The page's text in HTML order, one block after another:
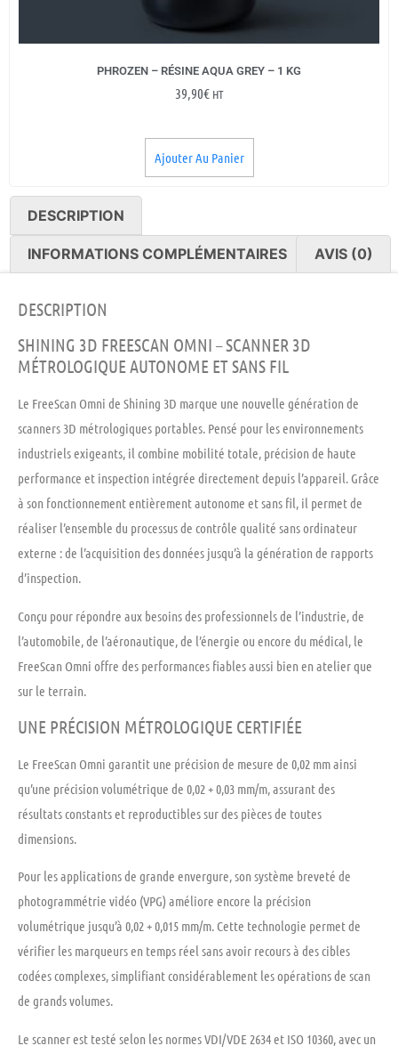
PHROZEN – RÉSINE AQUA GREY – 1 KG
39,90€ HT
Ajouter Au Panier
DESCRIPTION
INFORMATIONS COMPLÉMENTAIRES AVIS (0)
DESCRIPTION
SHINING 3D FREESCAN OMNI – SCANNER 3D
MÉTROLOGIQUE AUTONOME ET SANS FIL
Le FreeScan Omni de Shining 3D marque une nouvelle génération de
scanners 3D métrologiques portables. Pensé pour les environnements
industriels exigeants, il combine mobilité totale, précision de haute
performance et inspection intégrée directement depuis l’appareil. Grâce
à son fonctionnement entièrement autonome et sans fil, il permet de
réaliser l’ensemble du processus de contrôle qualité sans ordinateur
externe : de l’acquisition des données jusqu’à la génération de rapports
d’inspection.
Conçu pour répondre aux besoins des professionnels de l’industrie, de
l’automobile, de l’aéronautique, de l’énergie ou encore du médical, le
FreeScan Omni offre des performances fiables aussi bien en atelier que
sur le terrain.
UNE PRÉCISION MÉTROLOGIQUE CERTIFIÉE
Le FreeScan Omni garantit une précision de mesure de 0,02 mm ainsi
qu’une précision volumétrique de 0,02 + 0,03 mm/m, assurant des
résultats constants et reproductibles sur des pièces de toutes
dimensions.
Pour les applications de grande envergure, son système breveté de
photogrammétrie vidéo (VPG) améliore encore la précision
volumétrique jusqu’à 0,02 + 0,015 mm/m. Cette technologie permet de
vérifier les marqueurs en temps réel sans avoir recours à des cibles
codées complexes, simplifiant considérablement les opérations de scan
de grands volumes.
Le scanner est testé selon les normes VDI/VDE 2634 et ISO 10360, avec un